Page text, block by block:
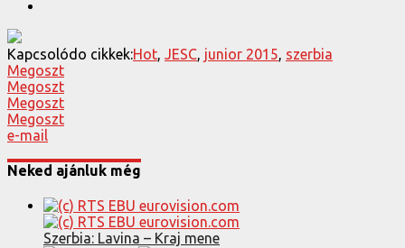
Kapcsolódo cikkek:Hot JESC junior 2015 szerbia
Megoszt
Megoszt
Megoszt
Megoszt
e-mail
Neked ajánluk még
Szerbia: Lavina – Kraj mene